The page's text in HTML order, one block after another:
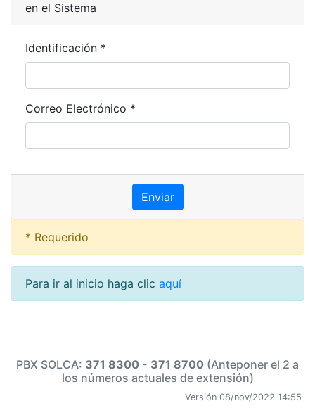
en el Sistema
Identificación *
Correo Electrónico *
* Requerido
Para ir al inicio haga clic aquí
PBX SOLCA: 371 8300 - 371 8700 (Anteponer el 2 a
los números actuales de extensión)
Versión 08/nov/2022 14:55